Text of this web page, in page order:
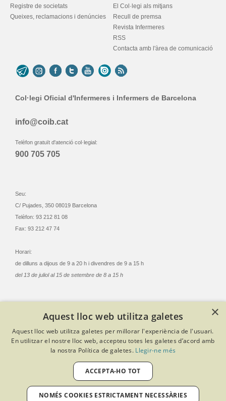
Registre de societats
Queixes, reclamacions i denúncies
El Col·legi als mitjans
Recull de premsa
Revista Infermeres
RSS
Contacta amb l'àrea de comunicació
Col·legi Oficial d'Infermeres i Infermers de Barcelona
info@coib.cat
Telèfon gratuït d'atenció col·legial:
900 705 705
Seu:
C/ Pujades, 350 08019 Barcelona
Telèfon: 93 212 81 08
Fax: 93 212 47 74
Horari:
de dilluns a dijous de 9 a 20 h i divendres de 9 a 15 h
del 13 de juliol al 15 de setembre de 8 a 15 h
© Col·legi Oficial Infermeres i Infermers de Barcelona
Criteris de privacitat
Política de cookies
Avís legal
Política de protecció de dades
Política de qualitat
Desenvolupat amb Softeng Portal Builder
×
Aquest lloc web utilitza galetes
Aquest lloc web utilitza galetes per millorar l'experiència de l'usuari.
En utilitzar el nostre lloc web, accepteu totes les galetes d’acord amb
la nostra Política de galetes. Llegir-ne més
ACCEPTA-HO TOT
NOMÉS COOKIES ESTRICTAMENT NECESSÀRIES